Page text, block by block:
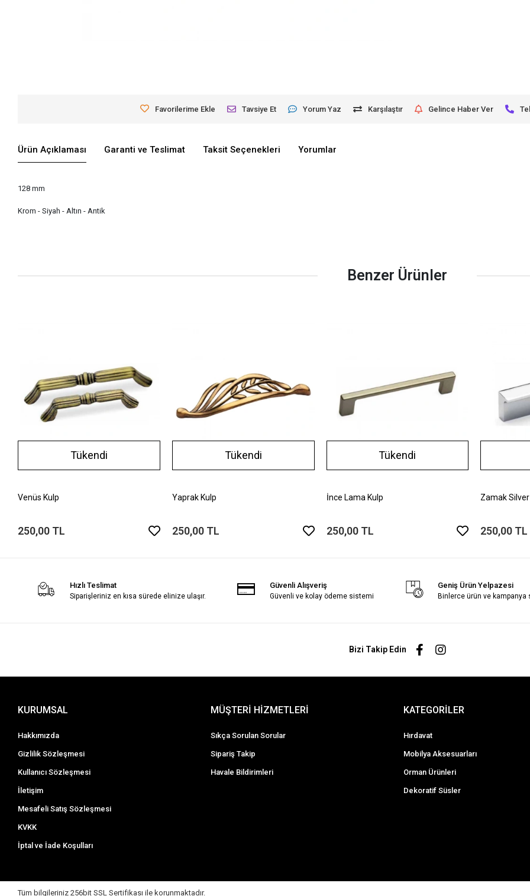
Favorilerime Ekle Tavsiye Et Yorum Yaz Karşılaştır Gelince Haber Ver
Ürün Açıklaması Garanti ve Teslimat Taksit Seçenekleri Yorumlar
128 mm
Krom - Siyah - Altın - Antik
Benzer Ürünler
Tükendi
Venüs Kulp
250,00 TL
Tükendi
Yaprak Kulp
250,00 TL
Tükendi
İnce Lama Kulp
250,00 TL
Zamak
250,00 TL
Hızlı Teslimat
Siparişleriniz en kısa sürede elinize ulaşır.
Güvenli Alışveriş
Güvenli ve kolay ödeme sistemi
Geniş Ürün Yelpazesi
Binlerce ürün ve kampanya
Bizi Takip Edin
KURUMSAL
Hakkımızda
Gizlilik Sözleşmesi
Kullanıcı Sözleşmesi
İletişim
Mesafeli Satış Sözleşmesi
KVKK
İptal ve İade Koşulları
MÜŞTERİ HİZMETLERİ
Sıkça Sorulan Sorular
Sipariş Takip
Havale Bildirimleri
KATEGORİLER
Hırdavat
Mobilya Aksesuarları
Orman Ürünleri
Dekoratif Süsler
Tüm bilgileriniz 256bit SSL Sertifikası ile korunmaktadır.